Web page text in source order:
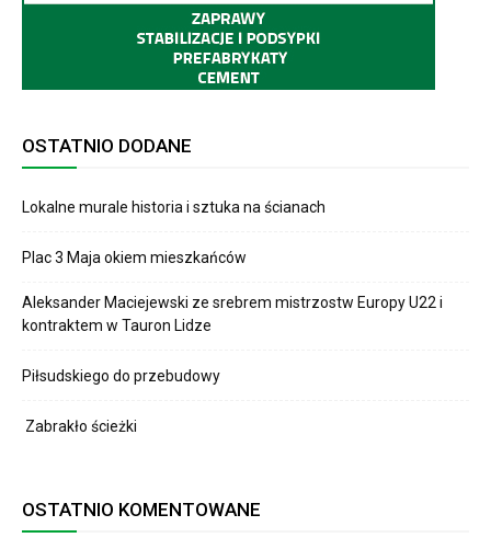
OSTATNIO DODANE
Lokalne murale historia i sztuka na ścianach
Plac 3 Maja okiem mieszkańców
Aleksander Maciejewski ze srebrem mistrzostw Europy U22 i
kontraktem w Tauron Lidze
Piłsudskiego do przebudowy
Zabrakło ścieżki
OSTATNIO KOMENTOWANE